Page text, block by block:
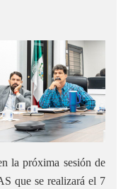
la próxima sesión de
que se realizará el 7